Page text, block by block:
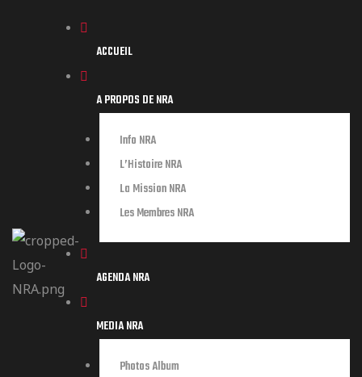
ACCUEIL
A PROPOS DE NRA
Info NRA
L’Histoire NRA
La Mission NRA
Les Membres NRA
AGENDA NRA
MEDIA NRA
Photos Album